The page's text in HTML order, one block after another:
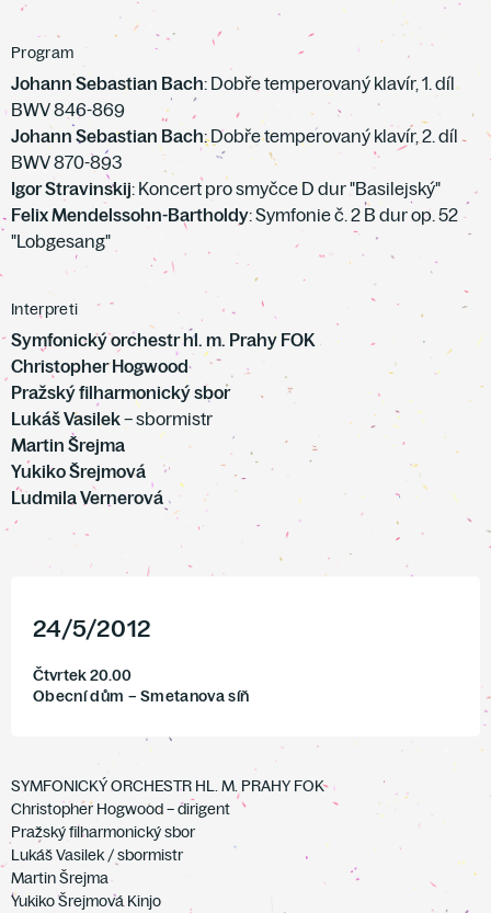
Program
Johann Sebastian Bach: Dobře temperovaný klavír, 1. díl
BWV 846-869
Johann Sebastian Bach: Dobře temperovaný klavír, 2. díl
BWV 870-893
Igor Stravinskij: Koncert pro smyčce D dur "Basilejský"
Felix Mendelssohn-Bartholdy: Symfonie č. 2 B dur op. 52
"Lobgesang"
Interpreti
Symfonický orchestr hl. m. Prahy FOK
Christopher Hogwood
Pražský filharmonický sbor
Lukáš Vasilek– sbormistr
Martin Šrejma
Yukiko Šrejmová
Ludmila Vernerová
24/5/2012
Čtvrtek 20.00
Obecní dům – Smetanova síň
SYMFONICKÝ ORCHESTR HL. M. PRAHY FOK
Christopher Hogwood – dirigent
Pražský filharmonický sbor
Lukáš Vasilek / sbormistr
Martin Šrejma
Yukiko Šrejmová Kinjo